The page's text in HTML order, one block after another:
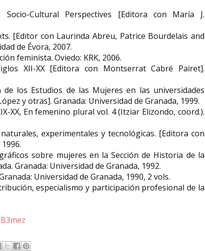
Cultural Perspectives [Editora con María J.
[Editor con Laurinda Abreu, Patrice Bourdelais and
de Évora, 2007.
feminista. Oviedo: KRK, 2006.
XII-XX [Editora con Montserrat Cabré Pairet].
los Estudios de las Mujeres en las universidades
y otras]. Granada: Universidad de Granada, 1999.
XX, En femenino plural vol. 4 (Itziar Elizondo, coord.).
experimentales y tecnológicas. [Editora con
sobre mujeres en la Sección de Historia de la
Granada: Universidad de Granada, 1992.
Universidad de Granada, 1990, 2 vols.
especialismo y participación profesional de la